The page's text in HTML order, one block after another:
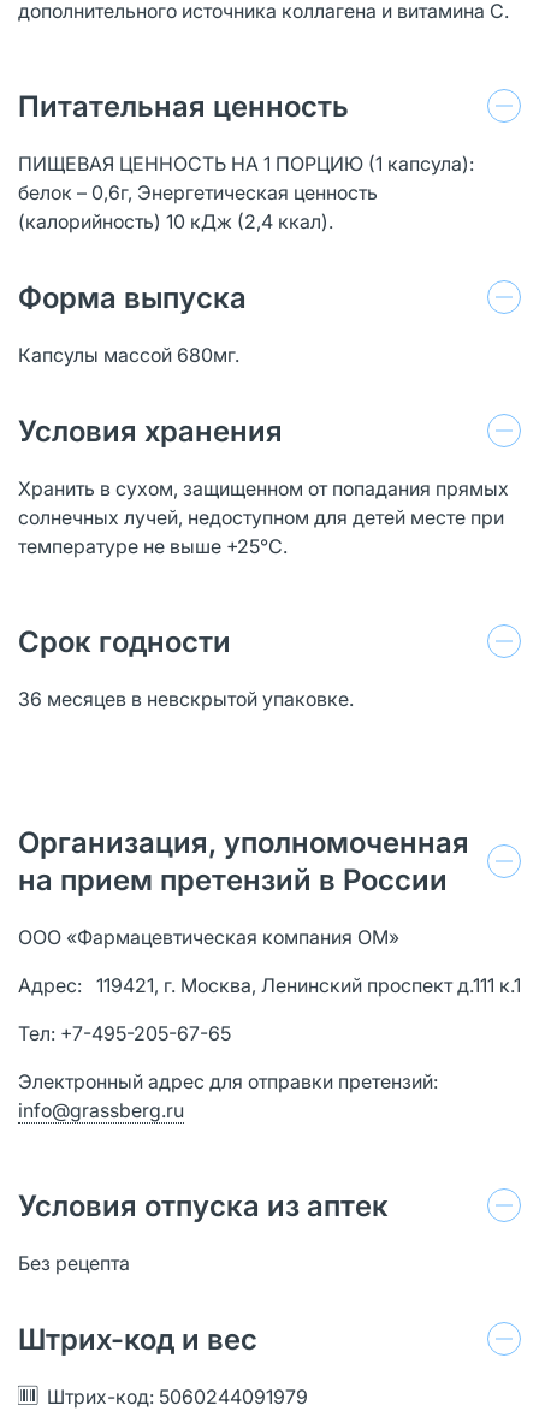
дополнительного источника коллагена и витамина С.
Питательная ценность
ПИЩЕВАЯ ЦЕННОСТЬ НА 1 ПОРЦИЮ (1 капсула):
белок – 0,6г, Энергетическая ценность
(калорийность) 10 кДж (2,4 ккал).
Форма выпуска
Капсулы массой 680мг.
Условия хранения
Хранить в сухом, защищенном от попадания прямых
солнечных лучей, недоступном для детей месте при
температуре не выше +25°С.
Срок годности
36 месяцев в невскрытой упаковке.
Организация, уполномоченная
на прием претензий в России
ООО «Фармацевтическая компания ОМ»
Адрес: 119421, г. Москва, Ленинский проспект д.111 к.1
Тел: +7-495-205-67-65
Электронный адрес для отправки претензий:
info@grassberg.ru
Условия отпуска из аптек
Без рецепта
Штрих-код и вес
Штрих-код: 5060244091979